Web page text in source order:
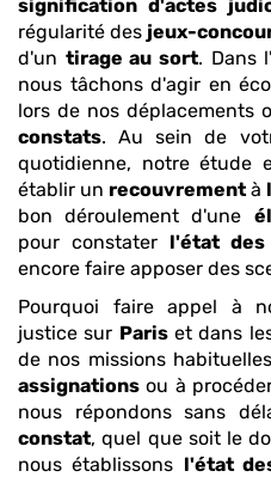
signification d'actes
régularité des jeux-
d'un tirage au sort. Dans
nous tâchons d'agir en
lors de nos déplacements
constats. Au sein de
quotidienne, notre étude
établir un recouvrement à
bon déroulement d'une
pour constater l'état des
encore faire apposer des
Pourquoi faire appel à
justice sur Pariset dans
de nos missions
assignations ou à
nous répondons sans
constat, quel que soit le
nous établissons l'état